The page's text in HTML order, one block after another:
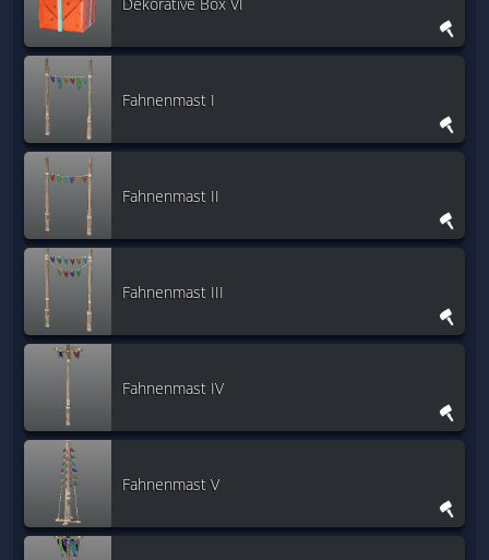
Fahnenmast I
Fahnenmast II
Fahnenmast III
Fahnenmast IV
Fahnenmast V